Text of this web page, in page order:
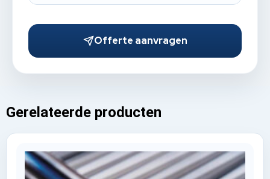
Offerte aanvragen
Gerelateerde producten